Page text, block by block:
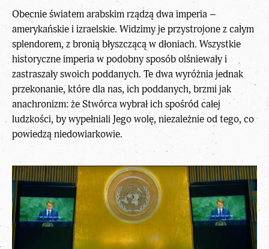
Obecnie światem arabskim rządzą dwa imperia –
amerykańskie i izraelskie. Widzimy je przystrojone z całym
splendorem, z bronią błyszczącą w dłoniach. Wszystkie
historyczne imperia w podobny sposób olśniewały i
zastraszały swoich poddanych. Te dwa wyróżnia jednak
przekonanie, które dla nas, ich poddanych, brzmi jak
anachronizm: że Stwórca wybrał ich spośród całej
ludzkości, by wypełniali Jego wolę, niezależnie od tego, co
powiedzą niedowiarkowie.